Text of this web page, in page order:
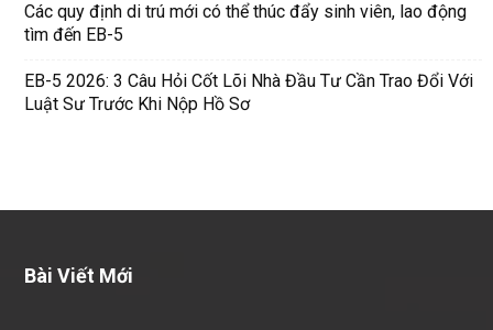
Các quy định di trú mới có thể thúc đẩy sinh viên, lao động
tìm đến EB-5
EB-5 2026: 3 Câu Hỏi Cốt Lõi Nhà Đầu Tư Cần Trao Đổi Với
Luật Sư Trước Khi Nộp Hồ Sơ
Bài Viết Mới